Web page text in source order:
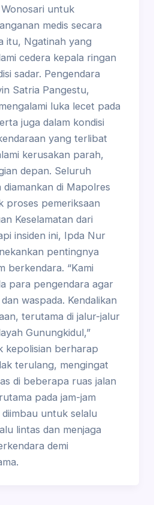
untuk
medis secara
itu, Ngatinah yang
cedera kepala ringan
sadar. Pengendara
Satria Pangestu,
luka lecet pada
juga dalam kondisi
yang terlibat
kerusakan parah,
depan. Seluruh
di Mapolres
proses pemeriksaan
Keselamatan dari
insiden ini, Ipda Nur
pentingnya
berkendara. “Kami
para pengendara agar
waspada. Kendalikan
terutama di jalur-jalur
Gunungkidul,”
kepolisian berharap
terulang, mengingat
di beberapa ruas jalan
pada jam-jam
untuk selalu
lintas dan menjaga
demi